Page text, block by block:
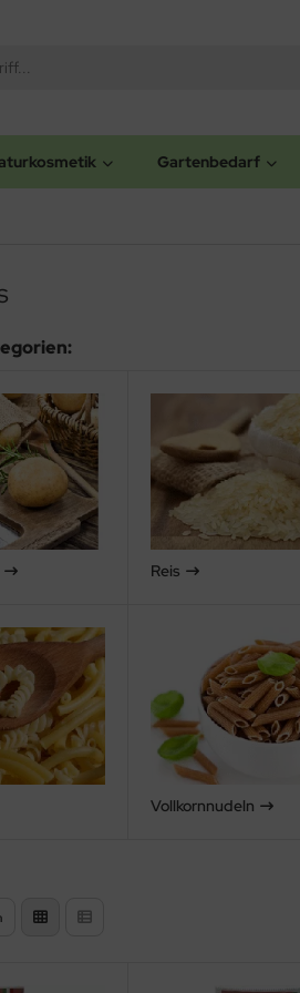
Gartenbedarf
Reis
Vollkornnudeln